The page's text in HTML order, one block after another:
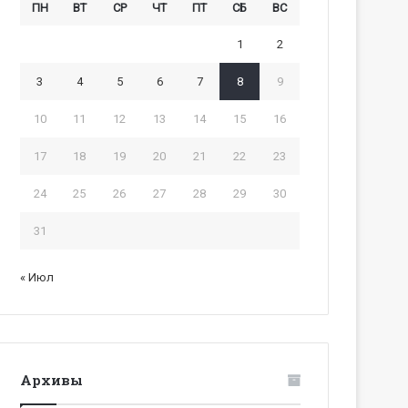
ПН ВТ СР ЧТ ПТ СБ ВС
1 2
3 4 5 6 7 8 9
10 11 12 13 14 15 16
17 18 19 20 21 22 23
24 25 26 27 28 29 30
31
« Июл
Архивы